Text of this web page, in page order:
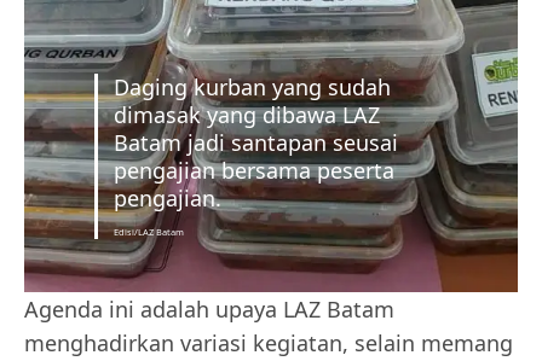
Daging kurban yang sudah
dimasak yang dibawa LAZ
Batam jadi santapan seusai
pengajian bersama peserta
pengajian.
Edisi/LAZ Batam
Agenda ini adalah upaya LAZ Batam
menghadirkan variasi kegiatan, selain memang